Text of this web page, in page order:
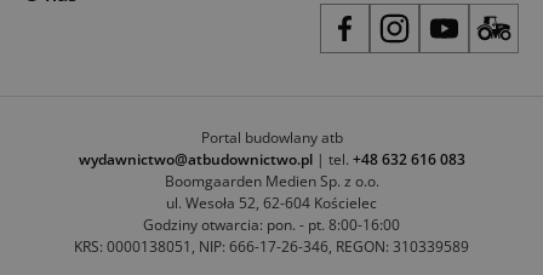
Portal budowlany atb
wydawnictwo@atbudownictwo.pl| tel. +48 632 616 083
Boomgaarden Medien Sp. z o.o.
ul. Wesoła 52, 62-604 Kościelec
Godziny otwarcia: pon. - pt. 8:00-16:00
KRS: 0000138051, NIP: 666-17-26-346, REGON: 310339589